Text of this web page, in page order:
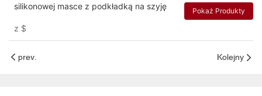
silikonowej masce z podkładką na szyję
z $
Pokaż Produkty
prev. Kolejny